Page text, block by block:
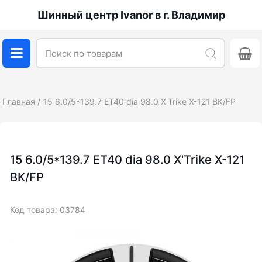
Шинный центр Ivanor в г. Владимир
Главная 15 6.0/5*139.7 ET40 dia 98.0 X'Trike X-121 BK/FP
15 6.0/5*139.7 ET40 dia 98.0 X'Trike X-121
BK/FP
Код товара: 03784